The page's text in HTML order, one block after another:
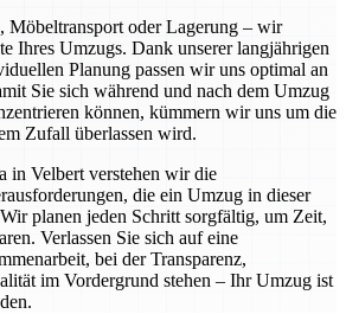
Möbeltransport oder Lagerung – wir
Ihres Umzugs. Dank unserer langjährigen
Planung passen wir uns optimal an
Sie sich während und nach dem Umzug
können, kümmern wir uns um die
Zufall überlassen wird.
in Velbert verstehen wir die
die ein Umzug in dieser
planen jeden Schritt sorgfältig, um Zeit,
Verlassen Sie sich auf eine
bei der Transparenz,
im Vordergrund stehen – Ihr Umzug ist